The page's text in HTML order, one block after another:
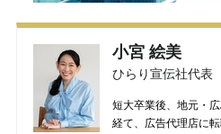
小宮 絵美
ひらり宣伝社代表
短大卒業後、地元・
経て、広告代理店に